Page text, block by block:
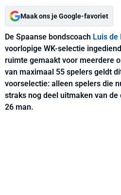
Maak ons je Google-favoriet
De Spaanse bondscoach Luis de
voorlopige WK-selectie
ruimte gemaakt voor meerdere
van maximaal 55 spelers geldt
voorselectie: alleen spelers die
straks nog deel uitmaken van
26 man.